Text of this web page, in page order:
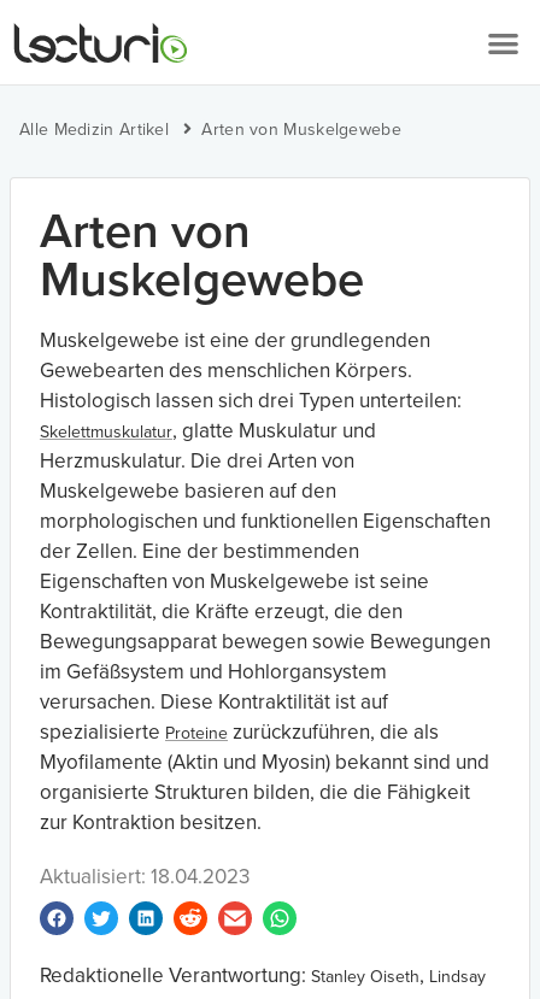
Alle Medizin Artikel Arten von Muskelgewebe
Arten von
Muskelgewebe
Muskelgewebe ist eine der grundlegenden
Gewebearten des menschlichen Körpers.
Histologisch lassen sich drei Typen unterteilen:
Skelettmuskulatur, glatte Muskulatur und
Herzmuskulatur. Die drei Arten von
Muskelgewebe basieren auf den
morphologischen und funktionellen Eigenschaften
der Zellen. Eine der bestimmenden
Eigenschaften von Muskelgewebe ist seine
Kontraktilität, die Kräfte erzeugt, die den
Bewegungsapparat bewegen sowie Bewegungen
im Gefäßsystem und Hohlorgansystem
verursachen. Diese Kontraktilität ist auf
spezialisierte Proteine zurückzuführen, die als
Myofilamente (Aktin und Myosin) bekannt sind und
organisierte Strukturen bilden, die die Fähigkeit
zur Kontraktion besitzen.
Aktualisiert: 18.04.2023
Redaktionelle Verantwortung: Stanley Oiseth, Lindsay